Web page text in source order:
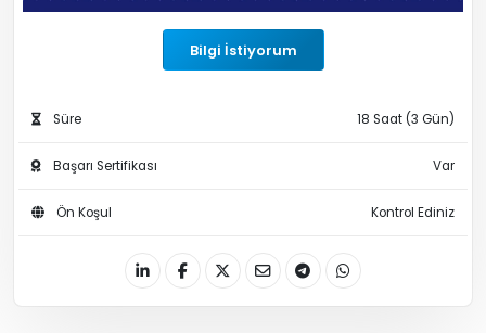
Bilgi İstiyorum
Süre 18 Saat (3 Gün)
Başarı Sertifikası Var
Ön Koşul Kontrol Ediniz